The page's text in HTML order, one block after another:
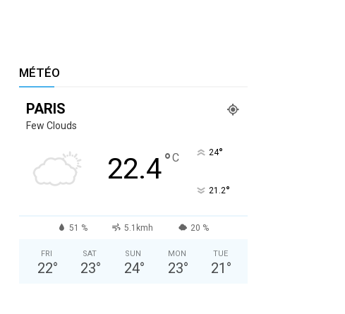
MÉTÉO
PARIS
Few Clouds
22.4°C 24°
21.2°
51 % 5.1kmh 20 %
FRI
22°
SAT
23°
SUN
24°
MON
23°
TUE
21 °